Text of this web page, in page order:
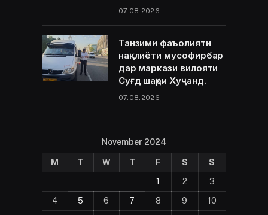
07.08.2026
Танзими фаъолияти
нақлиёти мусофирбар
дар маркази вилояти
Суғд шаҳри Хуҷанд.
07.08.2026
November 2024
M T W T F S
S
1
2
3
4
5 6 7 8 9
10